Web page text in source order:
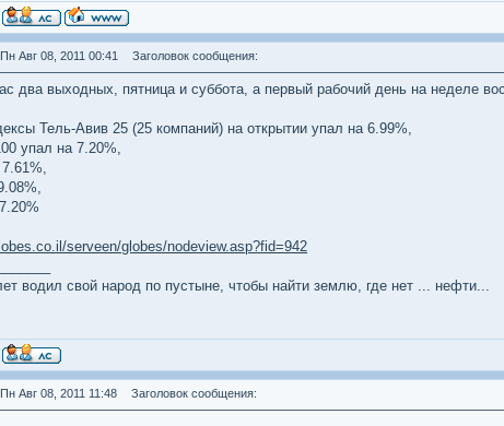
Авг 08, 2011 00:41 Заголовок сообщения:
два выходных, пятница и суббота, а первый рабочий день на неделе
Тель-Авив 25 (25 компаний) на открытии упал на 6.99%,
упал на 7.20%,
serveen/globes/nodeview.asp?fid=942
водил свой народ по пустыне, чтобы найти землю, где нет ... нефти...
Авг 08, 2011 11:48 Заголовок сообщения: